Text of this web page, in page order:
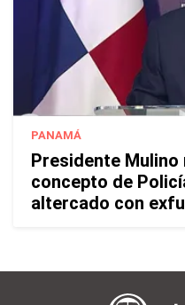
PANAMÁ
Presidente Mulino
concepto de
altercado con